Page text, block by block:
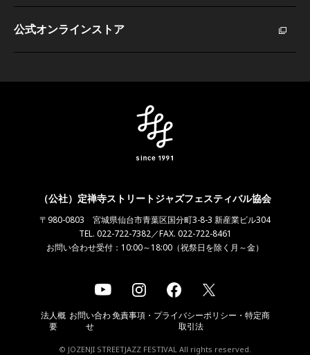
公式オンラインストア
（公社）定禅寺ストリートジャズフェスティバル協会
〒980-0803 宮城県仙台市青葉区国分町3-8-3 新産業ビル304
TEL. 022-722-7382／FAX. 022-722-8461
お問い合わせ受付：10:00～18:00（祝祭日を除く月～金）
法人概
要
お問い合わ
せ
免責事項・プライバシーポリシー・特定商
取引法
© JOZENJI STREETJAZZ FESTIVAL All rights reserved.